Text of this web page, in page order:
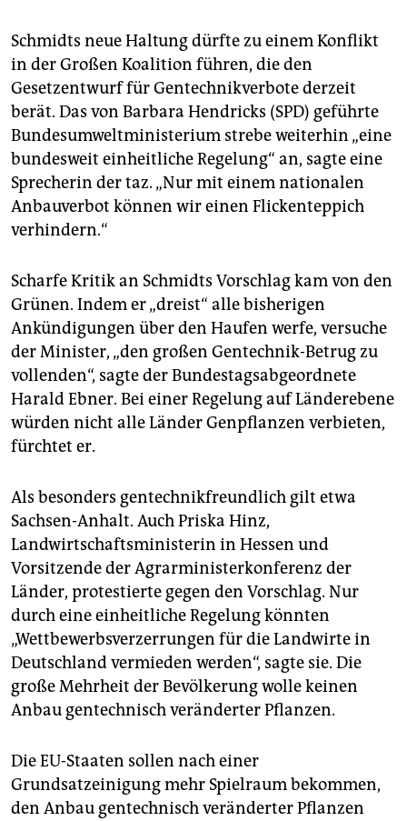
Schmidts neue Haltung dürfte zu einem Konflikt
in der Großen Koalition führen, die den
Gesetzentwurf für Gentechnikverbote derzeit
berät. Das von Barbara Hendricks (SPD) geführte
Bundesumweltministerium strebe weiterhin „eine
bundesweit einheitliche Regelung“ an, sagte eine
Sprecherin der taz. „Nur mit einem nationalen
Anbauverbot können wir einen Flickenteppich
verhindern.“
Scharfe Kritik an Schmidts Vorschlag kam von den
Grünen. Indem er „dreist“ alle bisherigen
Ankündigungen über den Haufen werfe, versuche
der Minister, „den großen Gentechnik-Betrug zu
vollenden“, sagte der Bundestagsabgeordnete
Harald Ebner. Bei einer Regelung auf Länderebene
würden nicht alle Länder Genpflanzen verbieten,
fürchtet er.
Als besonders gentechnikfreundlich gilt etwa
Sachsen-Anhalt. Auch Priska Hinz,
Landwirtschaftsministerin in Hessen und
Vorsitzende der Agrarministerkonferenz der
Länder, protestierte gegen den Vorschlag. Nur
durch eine einheitliche Regelung könnten
„Wettbewerbsverzerrungen für die Landwirte in
Deutschland vermieden werden“, sagte sie. Die
große Mehrheit der Bevölkerung wolle keinen
Anbau gentechnisch veränderter Pflanzen.
Die EU-Staaten sollen nach einer
Grundsatzeinigung mehr Spielraum bekommen,
den Anbau gentechnisch veränderter Pflanzen